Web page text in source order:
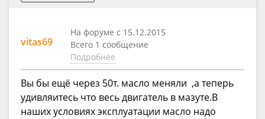
vitas69
На форуме с 15.12.2015
Всего 1 сообщение
Подробнее
Вы бы ещё через 50т. масло меняли ,а теперь
удивляитесь что весь двигатель в мазуте.В
наших условиях эксплуатации масло надо